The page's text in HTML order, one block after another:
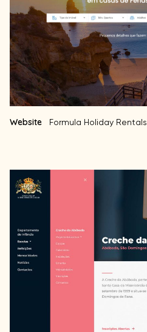
Website Formula Holiday Rentals